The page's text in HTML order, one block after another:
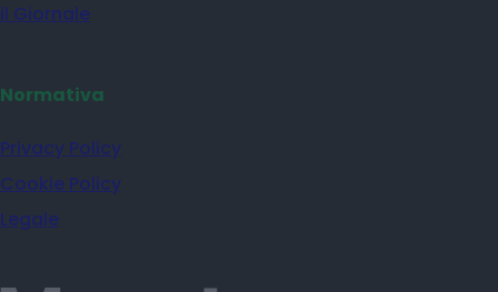
il Giornale
Normativa
Privacy Policy
Cookie Policy
Legale